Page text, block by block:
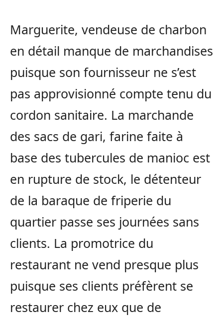
Marguerite, vendeuse de charbon
en détail manque de marchandises
puisque son fournisseur ne s’est
pas approvisionné compte tenu du
cordon sanitaire. La marchande
des sacs de gari, farine faite à
base des tubercules de manioc est
en rupture de stock, le détenteur
de la baraque de friperie du
quartier passe ses journées sans
clients. La promotrice du
restaurant ne vend presque plus
puisque ses clients préfèrent se
restaurer chez eux que de